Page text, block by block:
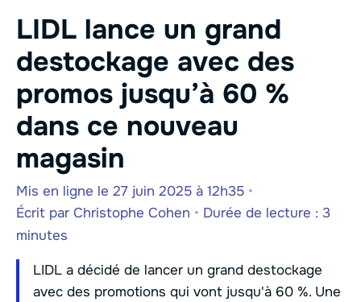
LIDL lance un grand
destockage avec des
promos jusqu’à 60 %
dans ce nouveau
magasin
Mis en ligne le 27 juin 2025 à 12h35 •
Écrit par Christophe Cohen • Durée de lecture : 3
minutes
LIDL a décidé de lancer un grand destockage
avec des promotions qui vont jusqu'à 60 %. Une